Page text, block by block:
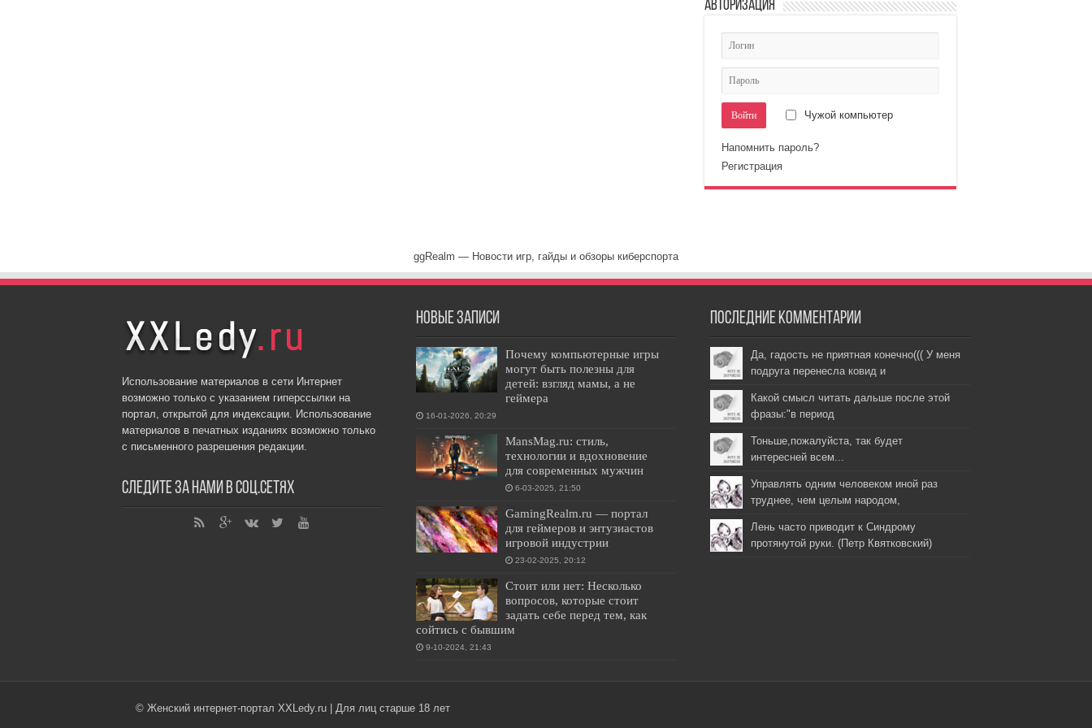
Авторизация
Чужой компьютер
Напомнить пароль?
Регистрация
ggRealm — Новости игр, гайды и обзоры киберспорта
Использование материалов в сети Интернет
возможно только с указанием гиперссылки на
портал, открытой для индексации. Использование
материалов в печатных изданиях возможно только
с письменного разрешения редакции.
Следите за нами в соц.сетях
Новые записи
Почему компьютерные игры
могут быть полезны для
детей: взгляд мамы, а не
геймера
16-01-2026, 20:29
MansMag.ru: стиль,
технологии и вдохновение
для современных мужчин
6-03-2025, 21:50
GamingRealm.ru — портал
для геймеров и энтузиастов
игровой индустрии
23-02-2025, 20:12
Стоит или нет: Несколько
вопросов, которые стоит
задать себе перед тем, как
сойтись с бывшим
9-10-2024, 21:43
Последние комментарии
Да, гадость не приятная конечно((( У меня
подруга перенесла ковид и
Какой смысл читать дальше после этой
фразы:"в период
Тоньше,пожалуйста, так будет
интересней всем...
Управлять одним человеком иной раз
труднее, чем целым народом,
Лень часто приводит к Синдрому
протянутой руки. (Петр Квятковский)
© Женский интернет-портал XXLedy.ru | Для лиц старше 18 лет